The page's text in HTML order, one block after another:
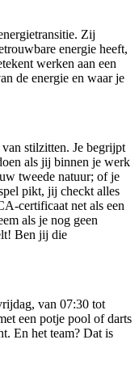
Zij
energie heeft,
werken aan een
de energie en waar je
stilzitten. Je begrijpt
als jij binnen je werk
tweede natuur; of je
pikt, jij checkt alles
certificaat net als een
als je nog geen
Ben jij die
van 07:30 tot
een potje pool of darts
En het team? Dat is